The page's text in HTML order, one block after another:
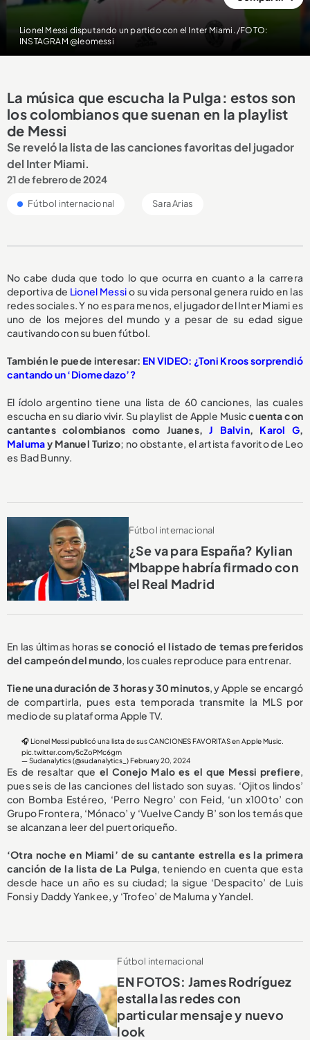
Lionel Messi disputando un partido con el Inter Miami. /FOTO:
INSTAGRAM @leomessi
La música que escucha la Pulga: estos son
los colombianos que suenan en la playlist
de Messi
Se reveló la lista de las canciones favoritas del jugador
del Inter Miami.
21 de febrero de 2024
Fútbol internacional Sara Arias
No cabe duda que todo lo que ocurra en cuanto a la carrera
deportiva de Lionel Messio su vida personal genera ruido en las
redes sociales. Y no es para menos, el jugador del Inter Miami es
uno de los mejores del mundo y a pesar de su edad sigue
cautivando con su buen fútbol.
También le puede interesar: EN VIDEO: ¿Toni Kroos sorprendió
cantando un ‘Diomedazo’?
El ídolo argentino tiene una lista de 60 canciones, las cuales
escucha en su diario vivir. Su playlist de Apple Musiccuenta con
cantantes colombianos como Juanes,J Balvin, Karol G,
Malumay Manuel Turizo; no obstante, el artista favorito de Leo
es Bad Bunny.
Fútbol internacional
¿Se va para España? Kylian
Mbappe habría firmado con
el Real Madrid
En las últimas horasse conoció el listado de temas preferidos
del campeón del mundo, los cuales reproduce para entrenar.
Tiene una duración de 3 horas y 30 minutos, y Apple se encargó
de compartirla, pues esta temporada transmite la MLS por
medio de su plataforma Apple TV.
🎧 Lionel Messi publicó una lista de sus CANCIONES FAVORITAS en Apple Music.
pic.twitter.com/5cZoPMc6gm
— Sudanalytics (@sudanalytics_)February 20, 2024
Es de resaltar que el Conejo Malo es el que Messi prefiere,
pues seis de las canciones del listado son suyas. ‘Ojitos lindos’
con Bomba Estéreo, ‘Perro Negro’ con Feid, ‘un x100to’ con
Grupo Frontera, ‘Mónaco’ y ‘Vuelve Candy B’ son los temás que
se alcanzan a leer del puertoriqueño.
‘Otra noche en Miami’ de su cantante estrella es la primera
canción de la lista de La Pulga, teniendo en cuenta que esta
desde hace un año es su ciudad; la sigue ‘Despacito’ de Luis
Fonsi y Daddy Yankee, y ‘Trofeo’ de Maluma y Yandel.
Fútbol internacional
EN FOTOS: James Rodríguez
estalla las redes con
particular mensaje y nuevo
look